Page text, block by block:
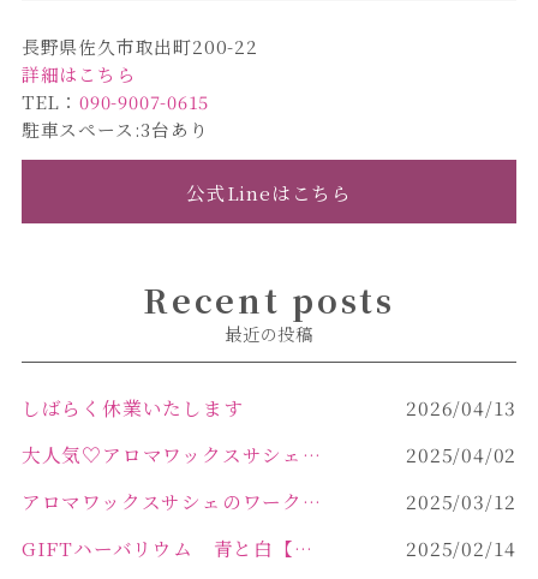
長野県佐久市取出町200-22
詳細はこちら
TEL：090-9007-0615
駐車スペース:3台あり
公式Lineはこちら
Recent posts
最近の投稿
しばらく休業いたします
2026/04/13
大人気♡アロマワックスサシェ作り
2025/04/02
アロマワックスサシェのワークショップinPOLA中込原店 VOL.2
2025/03/12
GIFTハーバリウム 青と白【佐久市 ハーバリウム ギフト】
2025/02/14